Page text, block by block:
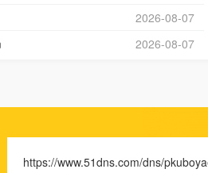
2026-08-07
2026-08-07
https://www.51dns.com/dns/